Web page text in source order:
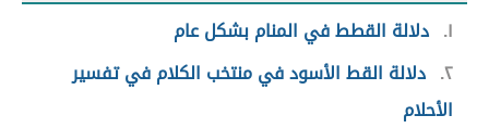
١ دلالة القطط في المنام بشكل عام
٢ دلالة القط الأسود في منتخب الكلام في تفسير
الأحلام